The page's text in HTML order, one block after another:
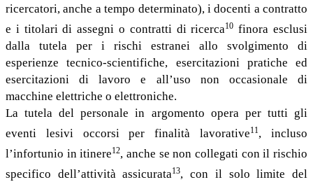
ricercatori, anche a tempo determinato), i docenti a contratto
e i titolari di assegni o contratti di ricerca10 finora esclusi
dalla tutela per i rischi estranei allo svolgimento di
esperienze tecnico-scientifiche, esercitazioni pratiche ed
esercitazioni di lavoro e all’uso non occasionale di
macchine elettriche o elettroniche.
La tutela del personale in argomento opera per tutti gli
eventi lesivi occorsi per finalità lavorative11, incluso
l’infortunio in itinere12, anche se non collegati con il rischio
specifico dell’attività assicurata13, con il solo limite del